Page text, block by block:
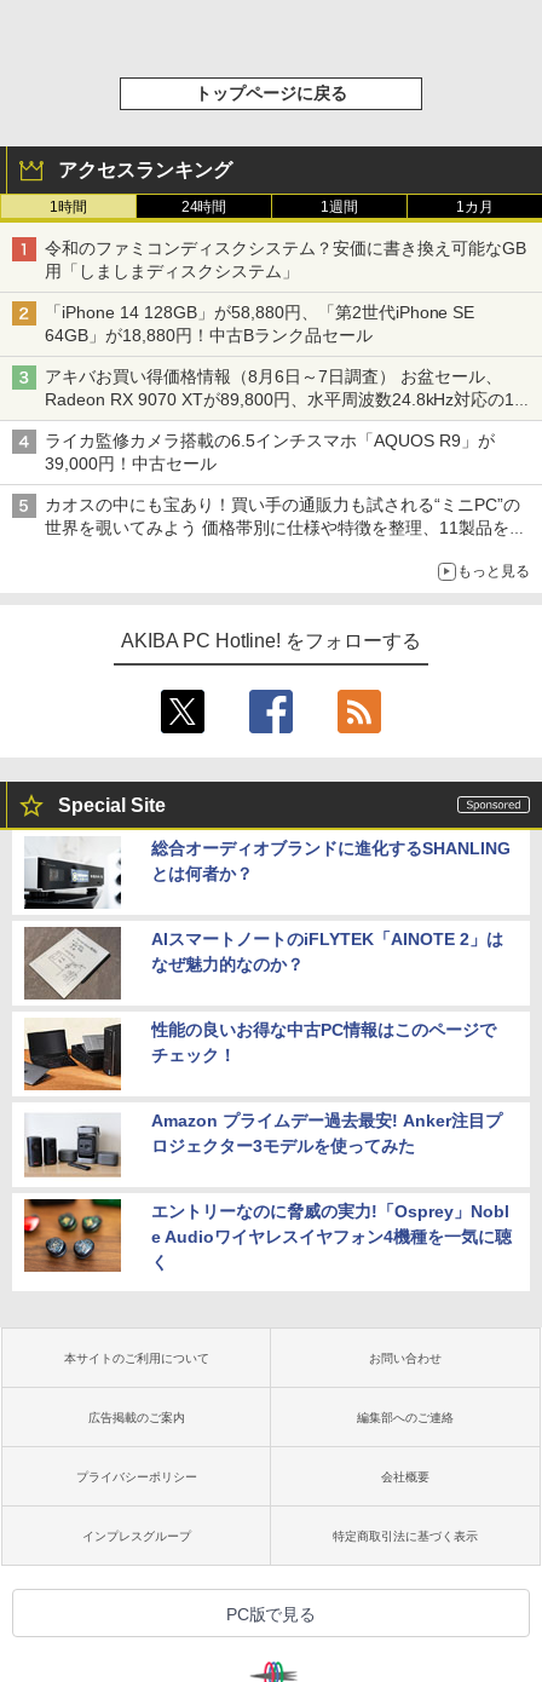
トップページに戻る
アクセスランキング
1時間 24時間 1週間 1カ月
令和のファミコンディスクシステム？安価に書き換え可能なGB
用「しましまディスクシステム」
「iPhone 14 128GB」が58,880円、「第2世代iPhone SE
64GB」が18,880円！中古Bランク品セール
アキバお買い得価格情報（8月6日～7日調査） お盆セール、
Radeon RX 9070 XTが89,800円、水平周波数24.8kHz対応の17
型モニターが9,801円、暑さ指数連動セール ほか
ライカ監修カメラ搭載の6.5インチスマホ「AQUOS R9」が
39,000円！中古セール
カオスの中にも宝あり！買い手の通販力も試される“ミニPC”の
世界を覗いてみよう 価格帯別に仕様や特徴を整理、11製品をピ
もっと見る
AKIBA PC Hotline! をフォローする
Special Site
総合オーディオブランドに進化するSHANLING
とは何者か？
AIスマートノートのiFLYTEK「AINOTE 2」は
なぜ魅力的なのか？
性能の良いお得な中古PC情報はこのページで
チェック！
Amazon プライムデー過去最安! Anker注目プ
ロジェクター3モデルを使ってみた
エントリーなのに脅威の実力!「Osprey」Nobl
e Audioワイヤレスイヤフォン4機種を一気に聴
く
本サイトのご利用について お問い合わせ
広告掲載のご案内 編集部へのご連絡
プライバシーポリシー 会社概要
インプレスグループ 特定商取引法に基づく表示
PC版で見る